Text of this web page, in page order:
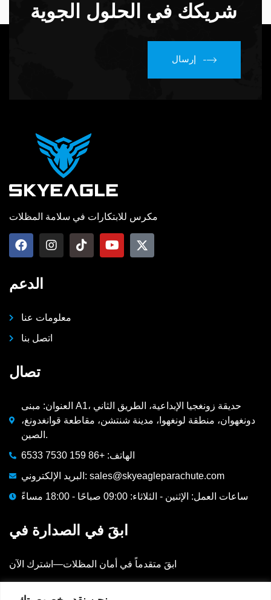
شريكك في الحلول الجوية
إرسال
مكرس للابتكارات في سلامة المظلات
الدعم
معلومات عنا
اتصل بنا
تصال
العنوان: مبنى A1، حديقة زونغجيا الإبداعية، الطريق الثاني
دونغهوان، منطقة لونغهوا، مدينة شنتشن، مقاطعة قوانغدونغ،
الصين.
الهاتف: +86 159 7530 6533
البريد الإلكتروني: sales@skyeagleparachute.com
ساعات العمل: الإثنين - الثلاثاء: 09:00 صباحًا - 18:00 مساءً
ابقَ في الصدارة في
ابقَ متقدماً في أمان المظلات—اشترك الآن
البريد الإلكتروني